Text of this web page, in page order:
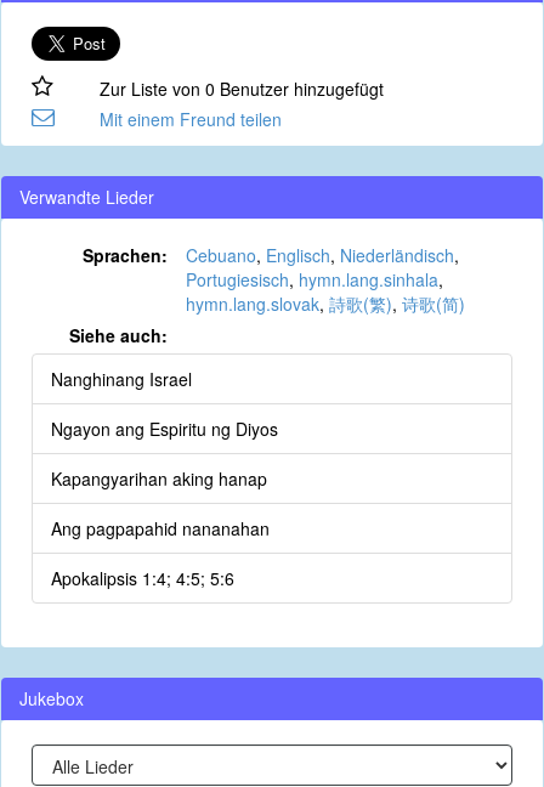
Zur Liste von 0 Benutzer hinzugefügt
Mit einem Freund teilen
Verwandte Lieder
Sprachen: Cebuano, Englisch, Niederländisch,
Portugiesisch, hymn.lang.sinhala,
hymn.lang.slovak, 詩歌(繁), 诗歌(简)
Siehe auch:
Nanghinang Israel
Ngayon ang Espiritu ng Diyos
Kapangyarihan aking hanap
Ang pagpapahid nananahan
Apokalipsis 1:4; 4:5; 5:6
Jukebox